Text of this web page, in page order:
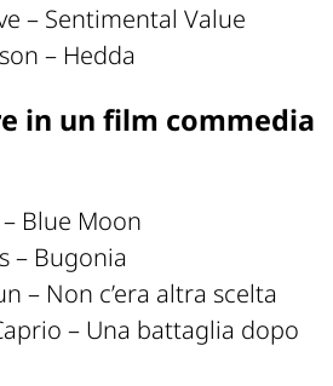
– Sentimental Value
– Hedda
in un film commedia
Blue Moon
– Bugonia
– Non c’era altra scelta
– Una battaglia dopo